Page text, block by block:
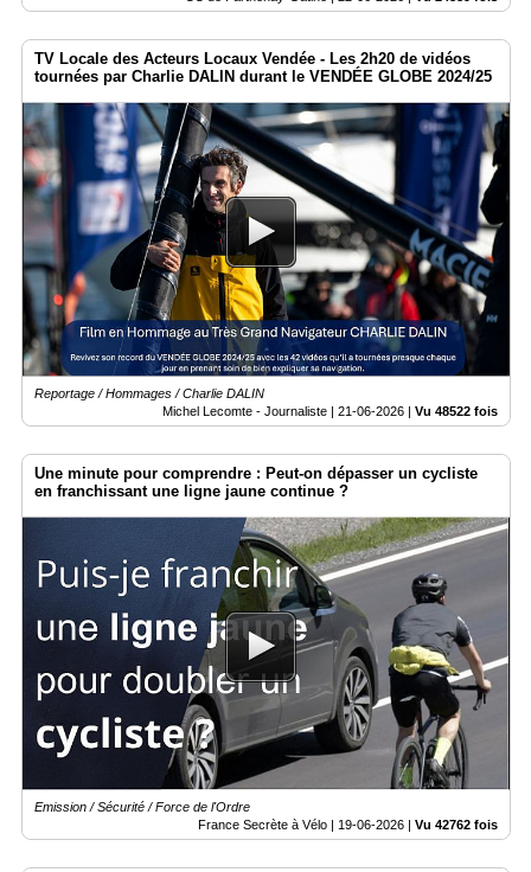
TV Locale des Acteurs Locaux Vendée - Les 2h20 de vidéos
tournées par Charlie DALIN durant le VENDÉE GLOBE 2024/25
Reportage / Hommages / Charlie DALIN
Michel Lecomte - Journaliste | 21-06-2026 | Vu 48522 fois
Une minute pour comprendre : Peut-on dépasser un cycliste
en franchissant une ligne jaune continue ?
Emission / Sécurité / Force de l'Ordre
France Secrète à Vélo | 19-06-2026 | Vu 42762 fois